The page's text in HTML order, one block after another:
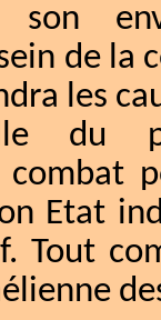
son
de la
les
du
combat
Etat
Tout